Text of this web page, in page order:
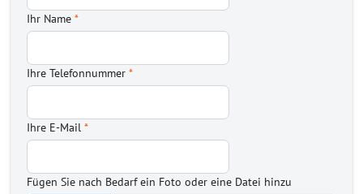
Ihr Name *
Ihre Telefonnummer *
Ihre E-Mail *
Fügen Sie nach Bedarf ein Foto oder eine Datei hinzu